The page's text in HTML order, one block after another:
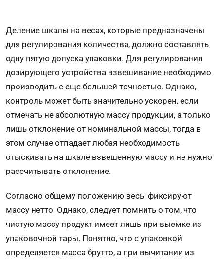
Деление шкалы на весах, которые предназначены
для регулирования количества, должно составлять
одну пятую допуска упаковки. Для регулирования
дозирующего устройства взвешивание необходимо
производить с еще большей точностью. Однако,
контроль может быть значительно ускорен, если
отмечать не абсолютную массу продукции, а только
лишь отклонение от номинальной массы, тогда в
этом случае отпадает любая необходимость
отыскивать на шкале взвешенную массу и не нужно
рассчитывать отклонение.
Согласно общему положению весы фиксируют
массу нетто. Однако, следует помнить о том, что
чистую массу продукт имеет лишь при выемке из
упаковочной тары. Понятно, что с упаковкой
определяется масса брутто, а при вычитании из